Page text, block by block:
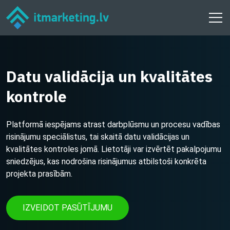
Datu validācija un kvalitātes
kontrole
Platformā iespējams atrast darbplūsmu un procesu vadības
risinājumu speciālistus, tai skaitā datu validācijas un
kvalitātes kontroles jomā. Lietotāji var izvērtēt pakalpojumu
sniedzējus, kas nodrošina risinājumus atbilstoši konkrēta
projekta prasībām.
IZVEIDOT PASŪTĪJUMU